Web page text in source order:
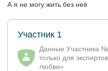
А я не могу жить без неё
Участник 1
Данные Участника
только для
любви»